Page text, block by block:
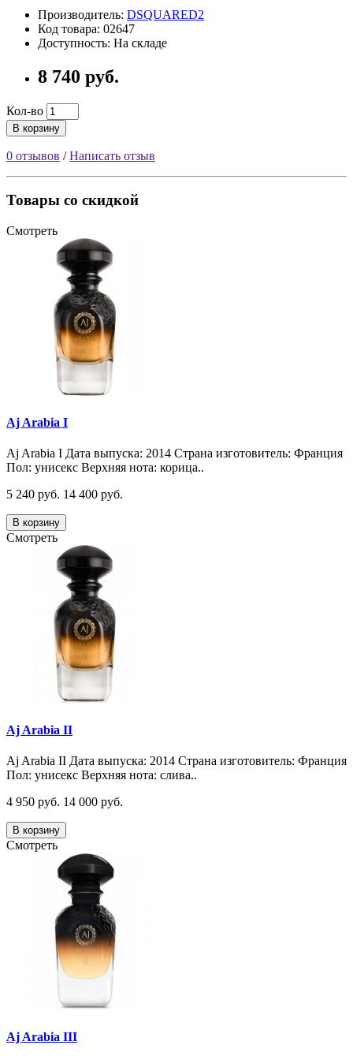
Производитель: DSQUARED2
Код товара: 02647
Доступность: На складе
8 740 руб.
Кол-во
В корзину
0 отзывов /Написать отзыв
Товары со скидкой
Смотреть
Aj Arabia I
Aj Arabia I Дата выпуска: 2014 Страна изготовитель: Франция
Пол: унисекс Верхняя нота: корица..
5 240 руб. 14 400 руб.
В корзину
Смотреть
Aj Arabia II
Aj Arabia II Дата выпуска: 2014 Страна изготовитель: Франция
Пол: унисекс Верхняя нота: слива..
4 950 руб. 14 000 руб.
В корзину
Смотреть
Aj Arabia III